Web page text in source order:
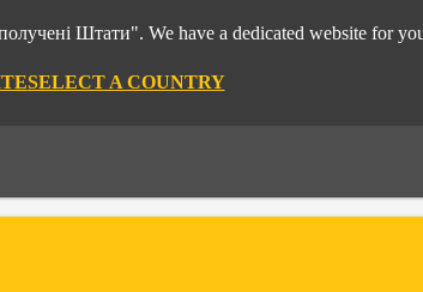
Штати". We have a dedicated website for
SELECT A COUNTRY